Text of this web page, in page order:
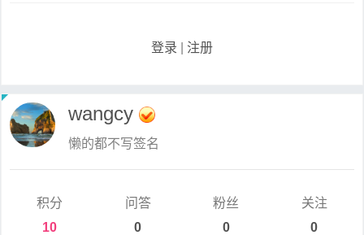
登录 注册
wangcy
懒的都不写签名
积分
10
问答
0
粉丝
0
关注
0